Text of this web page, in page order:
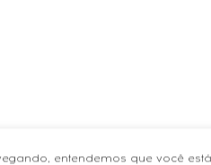
entendemos que você